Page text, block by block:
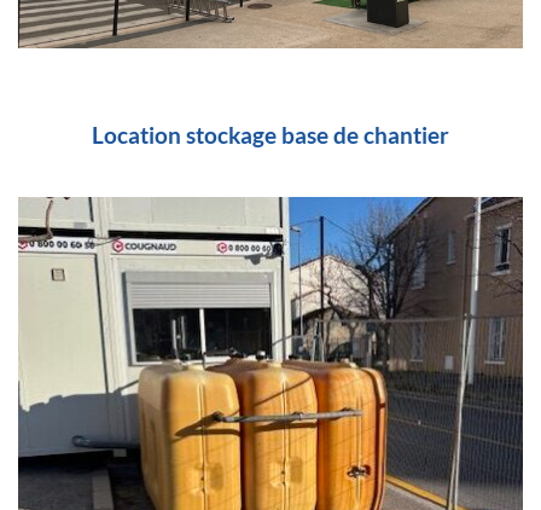
Location stockage base de chantier